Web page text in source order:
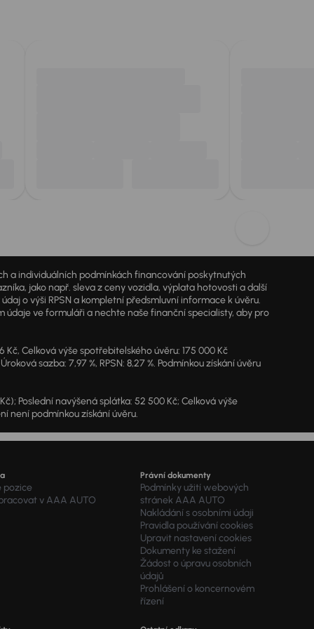
a individuálních podmínkách financování poskytnutých
jako např. sleva z ceny vozidla, výplata hotovosti a další
o výši RPSN a kompletní předsmluvní informace k úvěru.
údaje ve formuláři a nechte naše finanční specialisty, aby pro
Celková výše spotřebitelského úvěru: 175 000 Kč
sazba: 7,97 %, RPSN: 8,27 %. Podmínkou získání úvěru
Poslední navýšená splátka: 52 500 Kč; Celková výše
není podmínkou získání úvěru.
pozice
v AAA AUTO
Právní dokumenty
Podmínky užití webových
stránek AAA AUTO
Nakládání s osobními údaji
Pravidla používání cookies
Upravit nastavení cookies
Dokumenty ke stažení
Žádost o úpravu osobních
údajů
Prohlášení o koncernovém
řízení